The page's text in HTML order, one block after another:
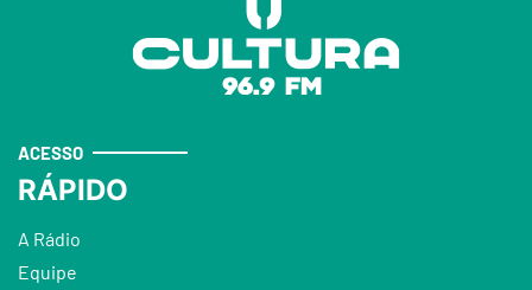
ACESSO
RÁPIDO
A Rádio
Equipe